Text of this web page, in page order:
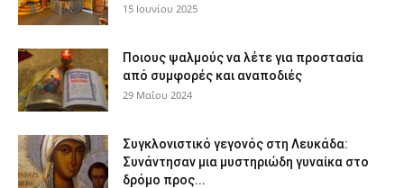
15 Ιουνίου 2025
Ποιους ψαλμούς να λέτε για προστασία
από συμφορές και αναποδιές
29 Μαΐου 2024
Συγκλονιστικό γεγονός στη Λευκάδα:
Συνάντησαν μια μυστηριώδη γυναίκα στο
δρόμο προς...